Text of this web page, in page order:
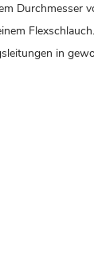
Durchmesser
Flexschlauch.
in